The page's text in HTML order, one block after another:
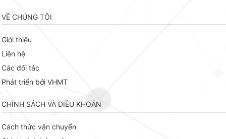
VỀ CHÚNG TÔI
Giới thiệu
Liên hệ
Các đối tác
Phát triển bởi VHMT
CHÍNH SÁCH VÀ ĐIỀU KHOẢN
Cách thức vận chuyển